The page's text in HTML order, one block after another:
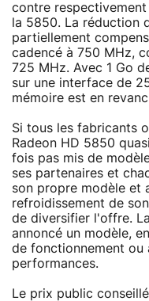
contre
la 5850. La réduction
partiellement
cadencé à 750 MHz,
725 MHz. Avec 1 Go
sur une interface de
mémoire est en
Si tous les fabricants
Radeon HD 5850
fois pas mis de
ses partenaires et
son propre modèle et
refroidissement de
de diversifier l'offre.
annoncé un modèle,
de fonctionnement ou
performances.
Le prix public